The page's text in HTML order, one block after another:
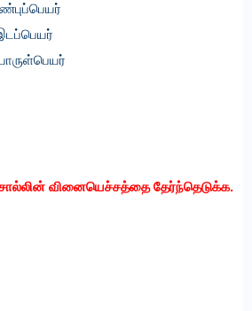
வினையெச்சத்தை தேர்ந்தெடுக்க.